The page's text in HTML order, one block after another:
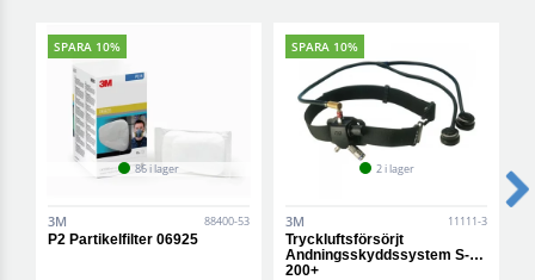
SPARA 10%
86 i lager
3M 88400-53
P2 Partikelfilter 06925
SPARA 10%
2 i lager
3M 11111-3
Tryckluftsförsörjt
Andningsskyddssystem S-
200+